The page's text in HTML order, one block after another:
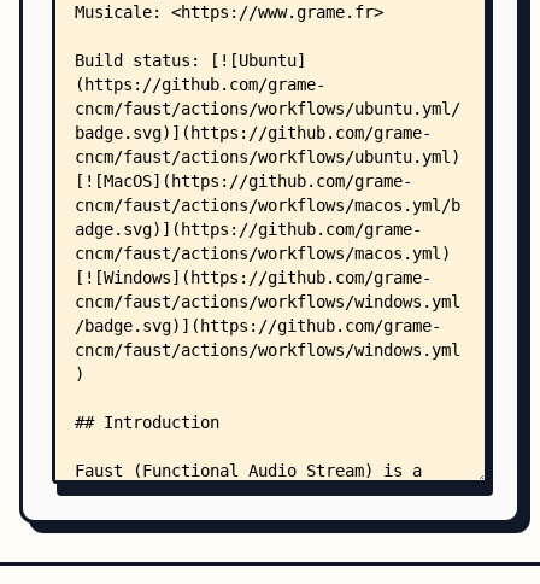
    │   ├── ca-qt.cpp
    │   ├── CSharpFaustClass.cs
    │   ├── csound.cpp
    │   ├── csvplot.cpp
    │   ├── dplug.d
    │   ├── dssi.cpp
    │   ├── dummy-mem.cpp
    │   ├── dummy.cpp
    │   ├── faust-llvm.cpp
    │   ├── faust-netjack-gtk.cpp
    │   ├── faustui.js
    │   ├── faustvstqt.h
    │   ├── gen-json.cpp
    │   ├── ios-coreaudio-jack.cpp
    │   ├── ios-coreaudio.cpp
    │   ├── jack-gtk-ros.cpp
    │   ├── jack-internal.cpp
    │   ├── jack-qt-chain-footer.cpp
    │   ├── jack-qt-chain-header.cpp
    │   ├── jack-ros.cpp